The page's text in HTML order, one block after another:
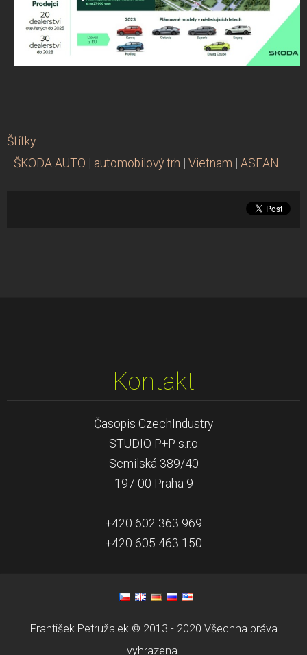
Štítky:
ŠKODA AUTO | automobilový trh | Vietnam | ASEAN
Kontakt
Časopis CzechIndustry
STUDIO P+P s.r.o
Semilská 389/40
197 00 Praha 9
+420 602 363 969
+420 605 463 150
František Petružalek © 2013 - 2020 Všechna práva
vyhrazena.